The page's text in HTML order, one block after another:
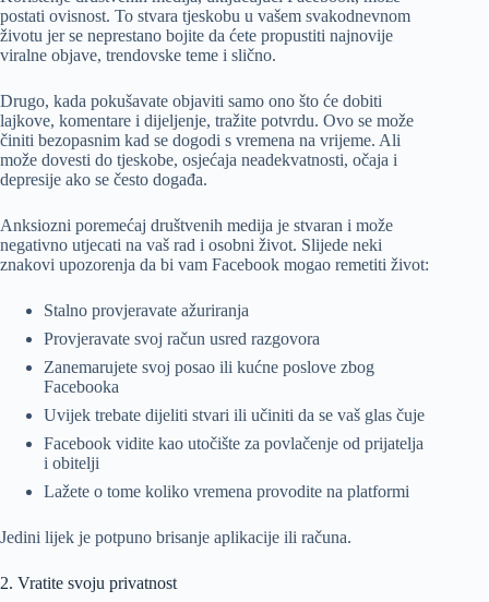
postati ovisnost. To stvara tjeskobu u vašem svakodnevnom
životu jer se neprestano bojite da ćete propustiti najnovije
viralne objave, trendovske teme i slično.
Drugo, kada pokušavate objaviti samo ono što će dobiti
lajkove, komentare i dijeljenje, tražite potvrdu. Ovo se može
činiti bezopasnim kad se dogodi s vremena na vrijeme. Ali
može dovesti do tjeskobe, osjećaja neadekvatnosti, očaja i
depresije ako se često događa.
Anksiozni poremećaj društvenih medija je stvaran i može
negativno utjecati na vaš rad i osobni život. Slijede neki
znakovi upozorenja da bi vam Facebook mogao remetiti život:
Stalno provjeravate ažuriranja
Provjeravate svoj račun usred razgovora
Zanemarujete svoj posao ili kućne poslove zbog
Facebooka
Uvijek trebate dijeliti stvari ili učiniti da se vaš glas čuje
Facebook vidite kao utočište za povlačenje od prijatelja
i obitelji
Lažete o tome koliko vremena provodite na platformi
Jedini lijek je potpuno brisanje aplikacije ili računa.
2. Vratite svoju privatnost